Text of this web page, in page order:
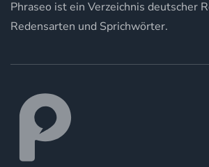
Phraseo ist ein Verzeichnis deutscher
Redensarten und Sprichwörter.